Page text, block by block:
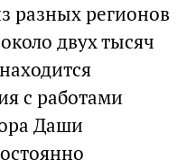
разных регионов
двух тысяч
с работами
Даши